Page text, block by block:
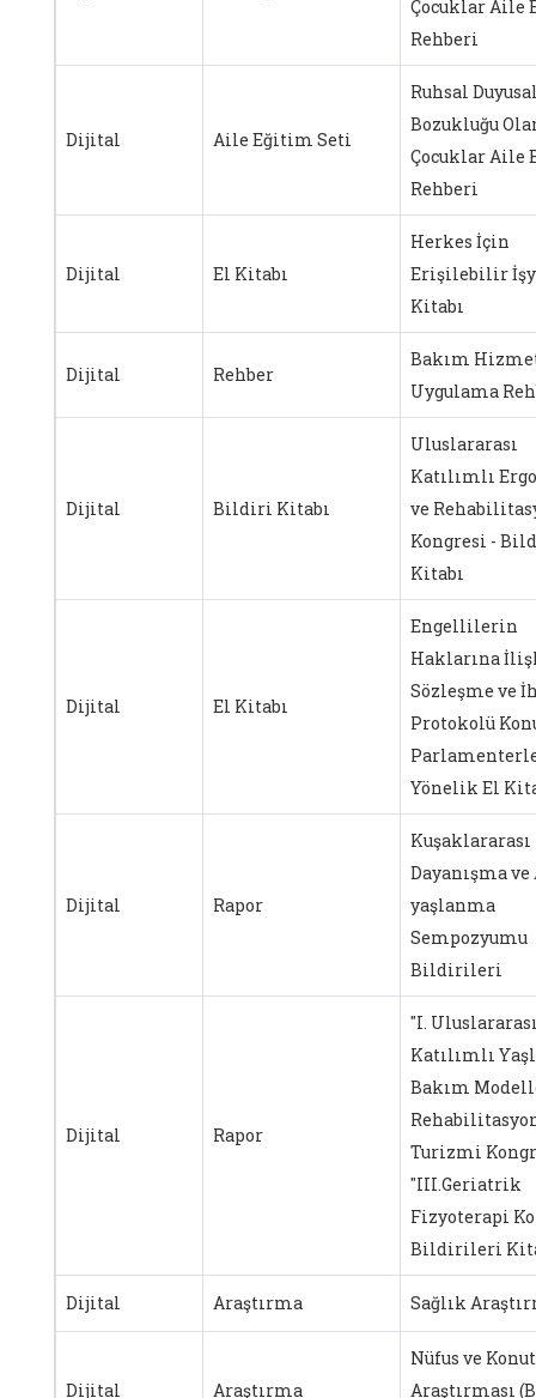
Çocuklar Aile
Rehberi
Dijital Aile Eğitim Seti
Ruhsal
Bozukluğu
Çocuklar Aile
Rehberi
Dijital El Kitabı
Herkes İçin
Erişilebilir
Kitabı
Dijital Rehber
Bakım
Uygulama
Dijital Bildiri Kitabı
Uluslararası
Katılımlı
ve
Kongresi -
Kitabı
Dijital El Kitabı
Engellilerin
Haklarına
Sözleşme ve
Protokolü
Yönelik El
Dijital Rapor
Kuşaklararası
Dayanışma
yaşlanma
Sempozyumu
Bildirileri
Dijital Rapor
"I.
Katılımlı
Bakım
Turizmi
"III.Geriatrik
Fizyoterapi
Bildirileri
Dijital Araştırma Sağlık
Dijital Araştırma
Nüfus ve Konut
Araştırması